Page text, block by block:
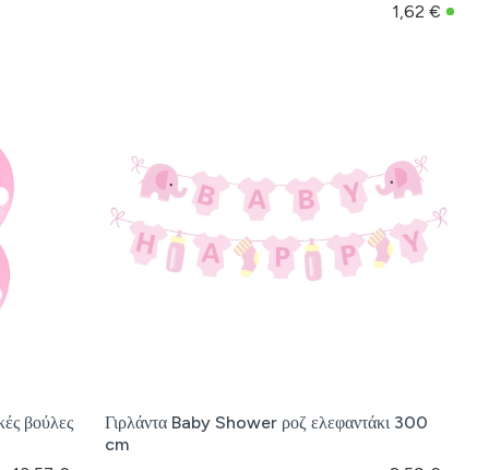
1,62 €
βούλες
Γιρλάντα Baby Shower ροζ ελεφαντάκι 300
cm